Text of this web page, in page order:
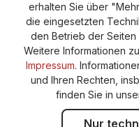
erhalten Sie über
die eingesetzten
den Betrieb der Seiten
Weitere Informationen
Impressum.
und Ihren Rechten,
finden Sie in
Nur